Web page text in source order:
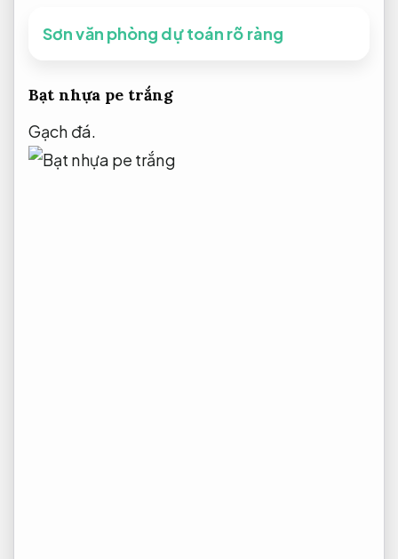
Sơn văn phòng dự toán rõ ràng
Bạt nhựa pe trắng
Gạch đá.